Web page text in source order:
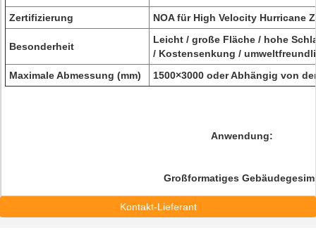
Zertifizierung NOA für High Velocity Hurricane
Besonderheit
Leicht / große Fläche / hohe
/ Kostensenkung /
Maximale Abmessung (mm)
1500×3000 oder Abhängig von
Anwendung:
Großformatiges
Kontakt-Lieferant